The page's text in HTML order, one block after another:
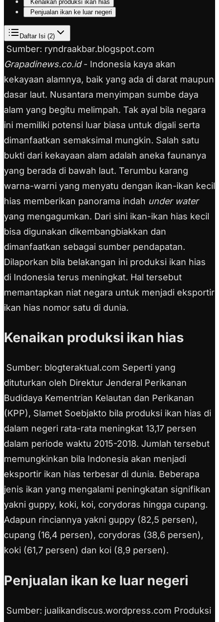
Kenaikan produksi ikan hias
Penjualan ikan ke luar negeri
Daftar Isi (2)
Sumber: ryndraakbar.blogspot.com
Grapadinews.co.id- Indonesia kaya akan
kekayaan alamnya, baik yang ada di darat maupun
dasar laut. Nusantara menyimpan sumbe daya
alam yang begitu melimpah. Tak ayal bila negara
ini memiliki potensi luar biasa untuk digali serta
dimanfaatkan semaksimal mungkin. Salah satu
bukti dari kekayaan alam adalah aneka faunanya
yang berada di bawah laut. Terumbu karang
warna-warni yang menyatu dengan ikan-ikan kecil
hias memberikan panorama indah under water
yang mengagumkan. Dari sini ikan-ikan hias kecil
bisa digunakan dikembangbiakkan dan
dimanfaatkan sebagai sumber pendapatan.
Dilaporkan bila belakangan ini produksi ikan hias
di Indonesia terus meningkat. Hal tersebut
memantapkan niat negara untuk menjadi eksportir
ikan hias nomor satu di dunia.
Kenaikan produksi ikan hias
Sumber: blogteraktual.com Seperti yang
dituturkan oleh Direktur Jenderal Perikanan
Budidaya Kementrian Kelautan dan Perikanan
(KPP), Slamet Soebjakto bila produksi ikan hias di
dalam negeri rata-rata meningkat 13,17 persen
dalam periode waktu 2015-2018. Jumlah tersebut
memungkinkan bila Indonesia akan menjadi
eksportir ikan hias terbesar di dunia. Beberapa
jenis ikan yang mengalami peningkatan signifikan
yakni guppy, koki, koi, corydoras hingga cupang.
Adapun rinciannya yakni guppy (82,5 persen),
cupang (16,4 persen), corydoras (38,6 persen),
koki (61,7 persen) dan koi (8,9 persen).
Penjualan ikan ke luar negeri
Sumber: jualikandiscus.wordpress.com Produksi